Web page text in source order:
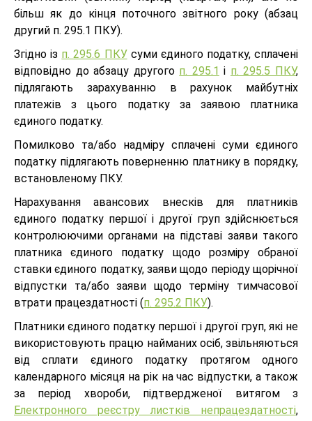
більш як до кінця поточного звітного року (абзац
другий п. 295.1 ПКУ).
Згідно із п. 295.6 ПКУсуми єдиного податку, сплачені
відповідно до абзацу другого п. 295.1 і п. 295.5 ПКУ,
підлягають зарахуванню в рахунок майбутніх
платежів з цього податку за заявою платника
єдиного податку.
Помилково та/або надміру сплачені суми єдиного
податку підлягають поверненню платнику в порядку,
встановленому ПКУ.
Нарахування авансових внесків для платників
єдиного податку першої і другої груп здійснюється
контролюючими органами на підставі заяви такого
платника єдиного податку щодо розміру обраної
ставки єдиного податку, заяви щодо періоду щорічної
відпустки та/або заяви щодо терміну тимчасової
втрати працездатності (п. 295.2 ПКУ).
Платники єдиного податку першої і другої груп, які не
використовують працю найманих осіб, звільняються
від сплати єдиного податку протягом одного
календарного місяця на рік на час відпустки, а також
за період хвороби, підтвердженої витягом з
Електронного реєстру листків непрацездатності,